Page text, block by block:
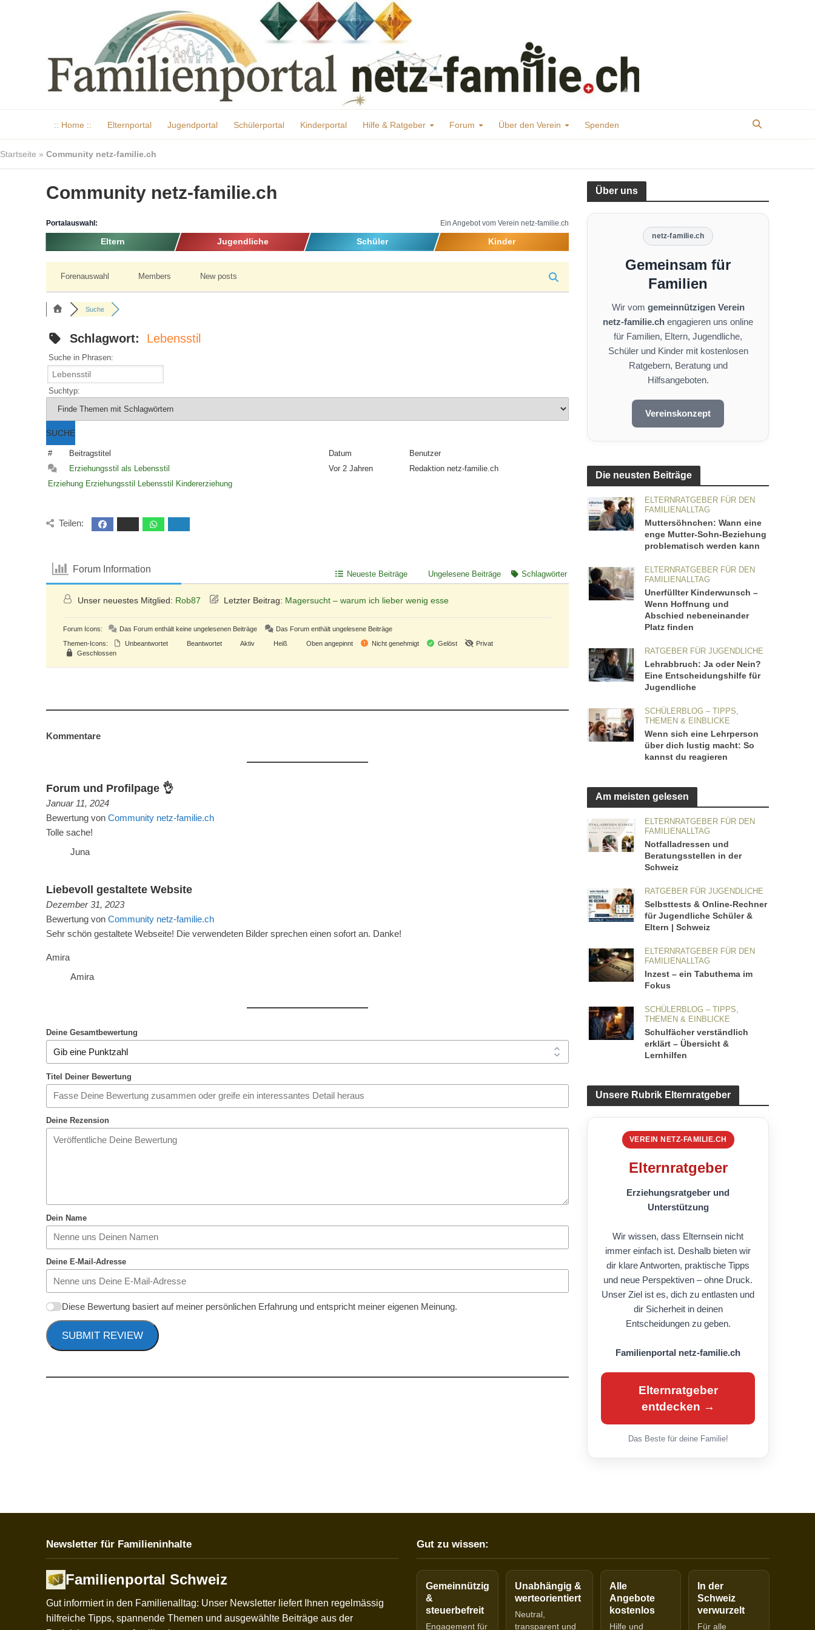
:: Home :: Elternportal Jugendportal Schülerportal Kinderportal Hilfe & Ratgeber Forum Über den Verein Spenden
Startseite » Community netz-familie.ch
Community netz-familie.ch
Portalauswahl: Ein Angebot vom Verein netz-familie.ch
Eltern Jugendliche Schüler Kinder
Forenauswahl Members New posts
Suche
Schlagwort: Lebensstil
Suche in Phrasen:
Suchtyp:
# Beitragstitel Datum
Benutzer
Erziehungsstil als Lebensstil
Vor 2 Jahren
Redaktion netz-familie.ch
Erziehung Erziehungsstil Lebensstil Kindererziehung
Teilen:
Forum Information Neueste Beiträge Ungelesene Beiträge Schlagwörter
Unser neuestes Mitglied: Rob87 Letzter Beitrag: Magersucht – warum ich lieber wenig esse
Forum Icons: Das Forum enthält keine ungelesenen Beiträge
Das Forum enthält ungelesene Beiträge
Themen-Icons:
Unbeantwortet Beantwortet Aktiv Heiß Oben angepinnt Nicht genehmigt Gelöst
Privat
Geschlossen
Kommentare
Forum und Profilpage 👌
Januar 11, 2024
Bewertung von Community netz-familie.ch
Tolle sache!
Juna
Liebevoll gestaltete Website
Dezember 31, 2023
Bewertung von Community netz-familie.ch
Sehr schön gestaltete Webseite! Die verwendeten Bilder sprechen einen sofort an. Danke!
Amira
Amira
Deine Gesamtbewertung
Titel Deiner Bewertung
Deine Rezension
Dein Name
Deine E-Mail-Adresse
Diese Bewertung basiert auf meiner persönlichen Erfahrung und entspricht meiner eigenen Meinung.
SUBMIT REVIEW
Über uns
netz-familie.ch
Gemeinsam für
Familien
Wir vom gemeinnützigen Verein
netz-familie.ch engagieren uns online
für Familien, Eltern, Jugendliche,
Schüler und Kinder mit kostenlosen
Ratgebern, Beratung und
Hilfsangeboten.
Vereinskonzept
Die neusten Beiträge
ELTERNRATGEBER FÜR DEN
FAMILIENALLTAG
Muttersöhnchen: Wann eine
enge Mutter-Sohn-Beziehung
problematisch werden kann
ELTERNRATGEBER FÜR DEN
FAMILIENALLTAG
Unerfüllter Kinderwunsch –
Wenn Hoffnung und
Abschied nebeneinander
Platz finden
RATGEBER FÜR JUGENDLICHE
Lehrabbruch: Ja oder Nein?
Eine Entscheidungshilfe für
Jugendliche
SCHÜLERBLOG – TIPPS,
THEMEN & EINBLICKE
Wenn sich eine Lehrperson
über dich lustig macht: So
kannst du reagieren
Am meisten gelesen
ELTERNRATGEBER FÜR DEN
FAMILIENALLTAG
Notfalladressen und
Beratungsstellen in der
Schweiz
RATGEBER FÜR JUGENDLICHE
Selbsttests & Online-Rechner
für Jugendliche Schüler &
Eltern | Schweiz
ELTERNRATGEBER FÜR DEN
FAMILIENALLTAG
Inzest – ein Tabuthema im
Fokus
SCHÜLERBLOG – TIPPS,
THEMEN & EINBLICKE
Schulfächer verständlich
erklärt – Übersicht &
Lernhilfen
Unsere Rubrik Elternratgeber
VEREIN NETZ-FAMILIE.CH
Elternratgeber
Erziehungsratgeber und
Unterstützung
Wir wissen, dass Elternsein nicht
immer einfach ist. Deshalb bieten wir
dir klare Antworten, praktische Tipps
und neue Perspektiven – ohne Druck.
Unser Ziel ist es, dich zu entlasten und
dir Sicherheit in deinen
Entscheidungen zu geben.
Familienportal netz-familie.ch
Elternratgeber
entdecken →
Das Beste für deine Familie!
Newsletter für Familieninhalte
Familienportal Schweiz
Gut informiert in den Familienalltag: Unser Newsletter liefert Ihnen regelmässig
hilfreiche Tipps, spannende Themen und ausgewählte Beiträge aus der
Gut zu wissen:
Gemeinnützig
&
steuerbefreit
Engagement für
Unabhängig &
werteorientiert
Neutral,
transparent und
Alle
Angebote
kostenlos
Hilfe und
In der
Schweiz
verwurzelt
Für alle